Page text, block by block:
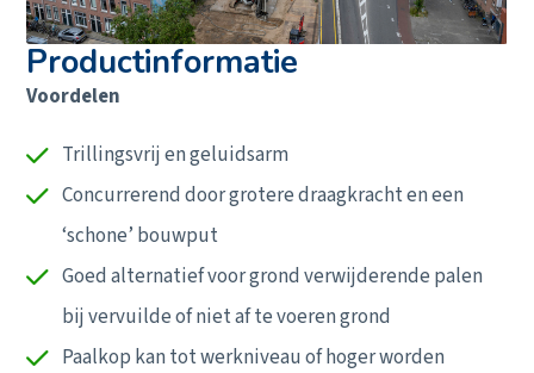
Productinformatie
Voordelen
Trillingsvrij en geluidsarm
Concurrerend door grotere draagkracht en een
‘schone’ bouwput
Goed alternatief voor grond verwijderende palen
bij vervuilde of niet af te voeren grond
Paalkop kan tot werkniveau of hoger worden